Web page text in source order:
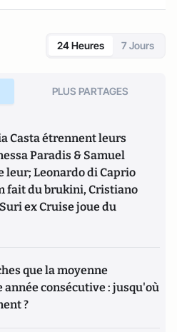
24 Heures 7 Jours
PLUS PARTAGES
Casta étrennent leurs
Paradis & Samuel
Leonardo di Caprio
fait du brukini, Cristiano
ex Cruise joue du
que la moyenne
année consécutive : jusqu'où
?